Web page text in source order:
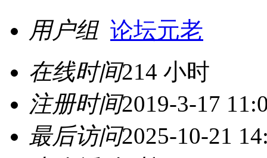
用户组 论坛元老
在线时间214 小时
注册时间2019-3-17
最后访问2025-10-21